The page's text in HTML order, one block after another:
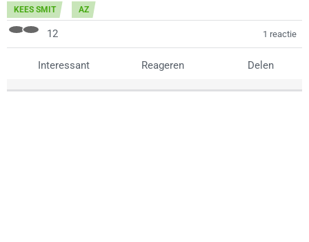
KEES SMIT AZ
12 1 reactie
Interessant Reageren Delen